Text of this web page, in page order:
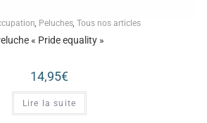
, Peluches, Tous nos articles
« Pride equality »
14,95€
Lire la suite